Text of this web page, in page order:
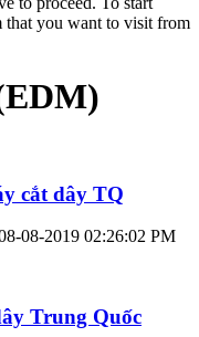
that you want to visit from
cắt dây TQ
08-2019 02:26:02 PM
Trung Quốc